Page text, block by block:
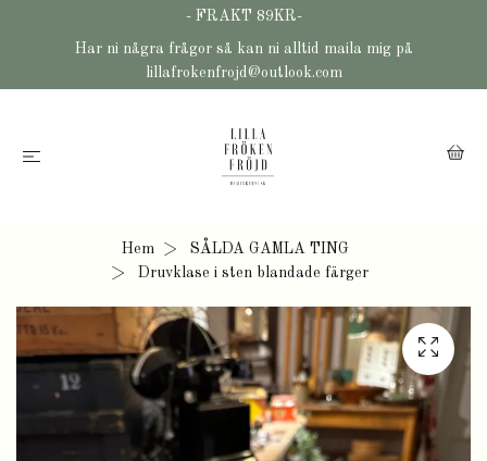
- FRAKT 89KR-
Har ni några frågor så kan ni alltid maila mig på
lillafrokenfrojd@outlook.com
Hem
SÅLDA GAMLA TING
Druvklase i sten blandade färger